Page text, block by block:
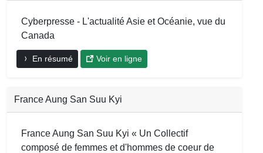
Cyberpresse - L'actualité Asie et Océanie, vue du
Canada
En résumé Voir en ligne
France Aung San Suu Kyi
France Aung San Suu Kyi « Un Collectif
composé de femmes et d'hommes de coeur de